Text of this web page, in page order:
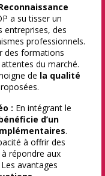
a su tisser un
entreprises, des
professionnels.
des formations
du marché.
de la qualité
: En intégrant le
d’un
.
à offrir des
répondre aux
avantages